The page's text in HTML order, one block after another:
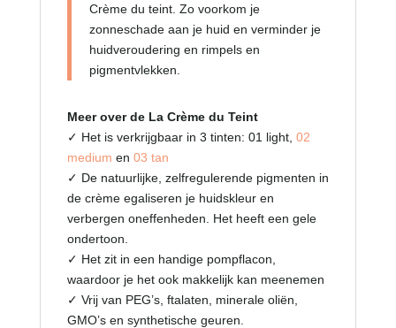
Crème du teint. Zo voorkom je
zonneschade aan je huid en verminder je
huidveroudering en rimpels en
pigmentvlekken.
Meer over de La Crème du Teint
✓ Het is verkrijgbaar in 3 tinten: 01 light, 02
medium en 03 tan
✓ De natuurlijke, zelfregulerende pigmenten in
de crème egaliseren je huidskleur en
verbergen oneffenheden. Het heeft een gele
ondertoon.
✓ Het zit in een handige pompflacon,
waardoor je het ook makkelijk kan meenemen
✓ Vrij van PEG’s, ftalaten, minerale oliën,
GMO’s en synthetische geuren.